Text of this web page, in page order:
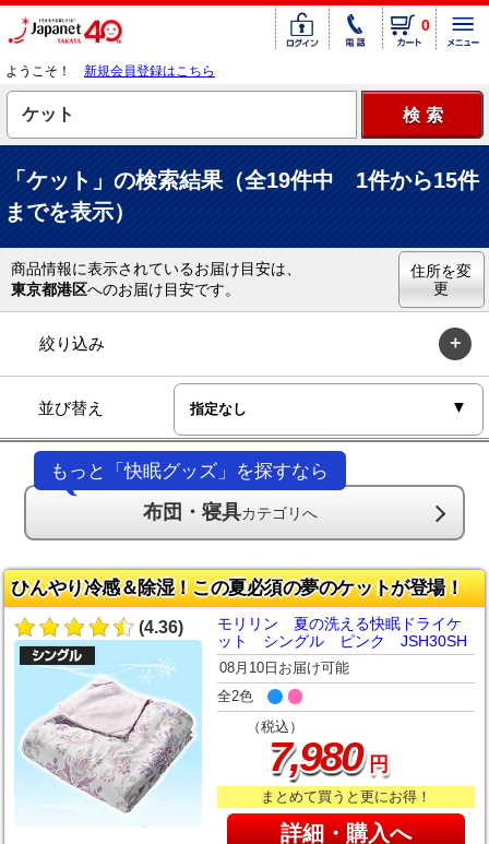
0
ようこそ！ 新規会員登録はこちら
「ケット」の検索結果（全19件中 1件から15件
までを表示）
商品情報に表示されているお届け目安は、
東京都港区へのお届け目安です。
住所を変
更
絞り込み
並び替え
もっと「快眠グッズ」を探すなら
布団・寝具カテゴリへ
ひんやり冷感＆除湿！この夏必須の夢のケットが登場！
(4.36)
モリリン 夏の洗える快眠ドライケ
ット シングル ピンク JSH30SH
08月10日お届け可能
全2色
（税込）
7,980円
まとめて買うと更にお得！
詳細・購入へ